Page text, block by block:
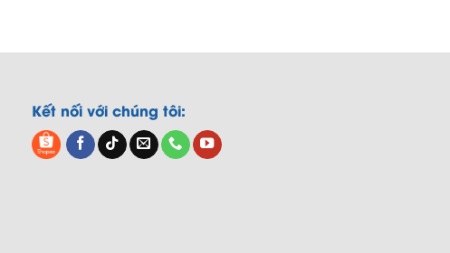
Kết nối với chúng tôi: